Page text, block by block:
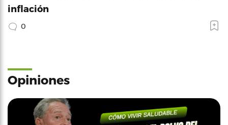
inflación
0
Opiniones